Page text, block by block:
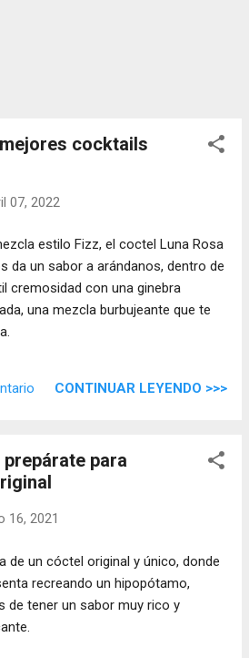
cocktails
07, 2022
estilo Fizz, el coctel Luna Rosa
da un sabor a arándanos, dentro de
cremosidad con una ginebra
una mezcla burbujeante que te
CONTINUAR LEYENDO >>>
prepárate para
16, 2021
de un cóctel original y único, donde
recreando un hipopótamo,
de tener un sabor muy rico y